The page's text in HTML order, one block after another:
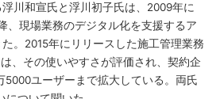
川和宣氏と浮川初子氏は、2009年に
、現場業務のデジタル化を支援するア
。2015年にリリースした施工管理業務
、その使いやすさが評価され、契約企
5000ユーザーまで拡大している。両氏